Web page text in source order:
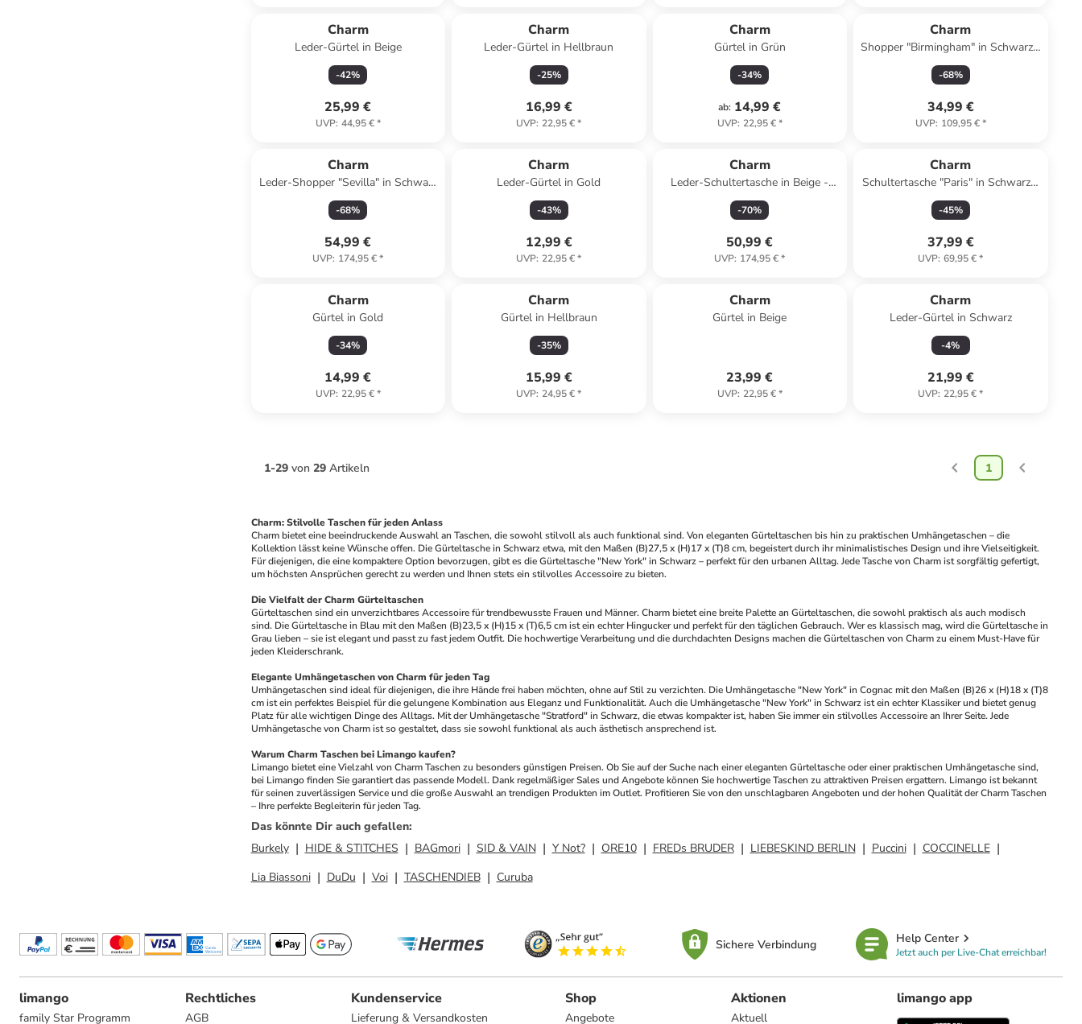
Charm
Leder-Gürtel in Beige
-42%
25,99 €
UVP: 44,95 €*
Charm
Leder-Gürtel in Hellbraun
-25%
16,99 €
UVP: 22,95 €*
Charm
Gürtel in Grün
-34%
ab: 14,99 €
UVP: 22,95 €*
Charm
Shopper "Birmingham" in Schwarz -
(B)47 x (H)32,5 x (T)14,5 cm
-68%
34,99 €
UVP: 109,95 €*
Charm
Leder-Shopper "Sevilla" in Schwarz
- (B)40 x (H)24 x (T)10 cm
-68%
54,99 €
UVP: 174,95 €*
Charm
Leder-Gürtel in Gold
-43%
12,99 €
UVP: 22,95 €*
Charm
Leder-Schultertasche in Beige -
(B)28 x (H)17 x (T)7 cm
-70%
50,99 €
UVP: 174,95 €*
Charm
Schultertasche "Paris" in Schwarz -
(B)34,5 x (H)30 x (T)14 cm
-45%
37,99 €
UVP: 69,95 €*
Charm
Gürtel in Gold
-34%
14,99 €
UVP: 22,95 €*
Charm
Gürtel in Hellbraun
-35%
15,99 €
UVP: 24,95 €*
Charm
Gürtel in Beige
23,99 €
UVP: 22,95 €*
Charm
Leder-Gürtel in Schwarz
-4%
21,99 €
UVP: 22,95 €*
1-29 von 29 Artikeln 1
Charm: Stilvolle Taschen für jeden Anlass
Charm bietet eine beeindruckende Auswahl an Taschen, die sowohl stilvoll als auch funktional sind. Von eleganten Gürteltaschen bis hin zu praktischen Umhängetaschen – die
Kollektion lässt keine Wünsche offen. Die Gürteltasche in Schwarz etwa, mit den Maßen (B)27,5 x (H)17 x (T)8 cm, begeistert durch ihr minimalistisches Design und ihre Vielseitigkeit.
Für diejenigen, die eine kompaktere Option bevorzugen, gibt es die Gürteltasche "New York" in Schwarz – perfekt für den urbanen Alltag. Jede Tasche von Charm ist sorgfältig gefertigt,
um höchsten Ansprüchen gerecht zu werden und Ihnen stets ein stilvolles Accessoire zu bieten.
Die Vielfalt der Charm Gürteltaschen
Gürteltaschen sind ein unverzichtbares Accessoire für trendbewusste Frauen und Männer. Charm bietet eine breite Palette an Gürteltaschen, die sowohl praktisch als auch modisch
sind. Die Gürteltasche in Blau mit den Maßen (B)23,5 x (H)15 x (T)6,5 cm ist ein echter Hingucker und perfekt für den täglichen Gebrauch. Wer es klassisch mag, wird die Gürteltasche in
Grau lieben – sie ist elegant und passt zu fast jedem Outfit. Die hochwertige Verarbeitung und die durchdachten Designs machen die Gürteltaschen von Charm zu einem Must-Have für
jeden Kleiderschrank.
Elegante Umhängetaschen von Charm für jeden Tag
Umhängetaschen sind ideal für diejenigen, die ihre Hände frei haben möchten, ohne auf Stil zu verzichten. Die Umhängetasche "New York" in Cognac mit den Maßen (B)26 x (H)18 x (T)8
cm ist ein perfektes Beispiel für die gelungene Kombination aus Eleganz und Funktionalität. Auch die Umhängetasche "New York" in Schwarz ist ein echter Klassiker und bietet genug
Platz für alle wichtigen Dinge des Alltags. Mit der Umhängetasche "Stratford" in Schwarz, die etwas kompakter ist, haben Sie immer ein stilvolles Accessoire an Ihrer Seite. Jede
Umhängetasche von Charm ist so gestaltet, dass sie sowohl funktional als auch ästhetisch ansprechend ist.
Warum Charm Taschen bei Limango kaufen?
Limango bietet eine Vielzahl von Charm Taschen zu besonders günstigen Preisen. Ob Sie auf der Suche nach einer eleganten Gürteltasche oder einer praktischen Umhängetasche sind,
bei Limango finden Sie garantiert das passende Modell. Dank regelmäßiger Sales und Angebote können Sie hochwertige Taschen zu attraktiven Preisen ergattern. Limango ist bekannt
für seinen zuverlässigen Service und die große Auswahl an trendigen Produkten im Outlet. Profitieren Sie von den unschlagbaren Angeboten und der hohen Qualität der Charm Taschen
– Ihre perfekte Begleiterin für jeden Tag.
Das könnte Dir auch gefallen:
Burkely
HIDE & STITCHES BAGmori SID & VAIN Y Not? ORE10 FREDs BRUDER LIEBESKIND BERLIN Puccini
COCCINELLE
Lia Biassoni
DuDu Voi TASCHENDIEB Curuba
Sichere Verbindung Help Center
Jetzt auch per Live-Chat erreichbar!
limango
family Star Programm
Rechtliches
AGB
Kundenservice
Lieferung & Versandkosten
Shop
Angebote
Aktionen
Aktuell
limango app